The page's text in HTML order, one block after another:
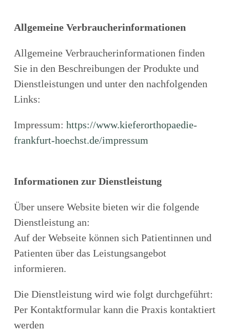
Allgemeine Verbraucherinformationen
Allgemeine Verbraucherinformationen finden
Sie in den Beschreibungen der Produkte und
Dienstleistungen und unter den nachfolgenden
Links:
Impressum: https://www.kieferorthopaedie-
frankfurt-hoechst.de/impressum
Informationen zur Dienstleistung
Über unsere Website bieten wir die folgende
Dienstleistung an:
Auf der Webseite können sich Patientinnen und
Patienten über das Leistungsangebot
informieren.
Die Dienstleistung wird wie folgt durchgeführt:
Per Kontaktformular kann die Praxis kontaktiert
werden